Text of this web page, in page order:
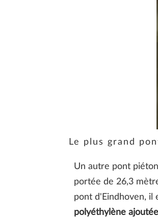
Le plus grand
Un autre pont
portée de 26,3
pont d'Eindhoven, il
polyéthylène